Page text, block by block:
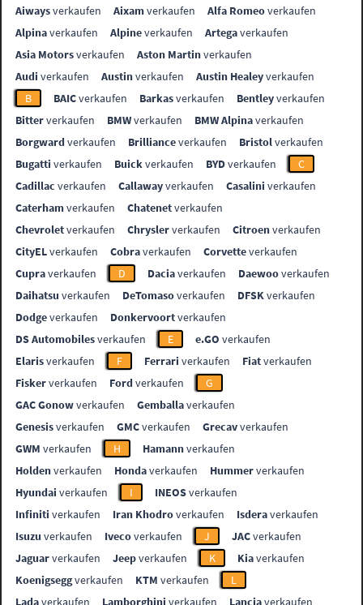
Aiwaysverkaufen Aixamverkaufen Alfa Romeoverkaufen
Alpinaverkaufen Alpineverkaufen Artegaverkaufen
Asia Motorsverkaufen Aston Martinverkaufen
Audi verkaufen Austinverkaufen Austin Healeyverkaufen
B
BAICverkaufen Barkasverkaufen Bentleyverkaufen
Bitterverkaufen BMWverkaufen BMW Alpinaverkaufen
Borgwardverkaufen Brillianceverkaufen Bristolverkaufen
Bugatti verkaufen Buickverkaufen BYDverkaufen
C
Cadillac verkaufen Callawayverkaufen Casalini verkaufen
Caterhamverkaufen Chatenetverkaufen
Chevroletverkaufen Chryslerverkaufen Citroenverkaufen
CityELverkaufen Cobraverkaufen Corvetteverkaufen
Cupraverkaufen D Daciaverkaufen Daewooverkaufen
Daihatsu verkaufen DeTomasoverkaufen DFSKverkaufen
Dodgeverkaufen Donkervoortverkaufen
DS Automobilesverkaufen E e.GO verkaufen
Elarisverkaufen F Ferrari verkaufen Fiatverkaufen
Fiskerverkaufen Fordverkaufen
G
GAC Gonowverkaufen Gemballaverkaufen
Genesisverkaufen GMCverkaufen Grecavverkaufen
GWM verkaufen H Hamannverkaufen
Holdenverkaufen Hondaverkaufen Hummerverkaufen
Hyundai verkaufen I INEOSverkaufen
Infiniti verkaufen Iran Khodroverkaufen Isderaverkaufen
Isuzu verkaufen Ivecoverkaufen J JACverkaufen
Jaguarverkaufen Jeepverkaufen K Kiaverkaufen
Koenigseggverkaufen KTM verkaufen
L
Ladaverkaufen Lamborghini verkaufen Lanciaverkaufen